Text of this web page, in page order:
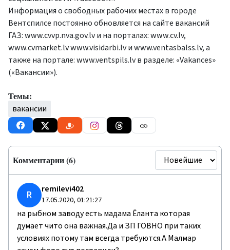
Информация о свободных рабочих местах в городе
Вентспилсе постоянно обновляется на сайте вакансий
ГАЗ: www.cvvp.nva.gov.lv и на порталах: www.cv.lv,
www.cvmarket.lv www.visidarbi.lv и www.ventasbalss.lv, а
также на портале: www.ventspils.lv в разделе: «Vakances»
(«Вакансии»).
Темы:
вакансии
Комментарии (6)
R remilevi402
17.05.2020, 01:21:27
на рыбном заводу есть мадама Ёланта которая
думает чито она важная.Да и ЗП ГОВНО при таких
условиях потому там всегда требуются.А Малмар